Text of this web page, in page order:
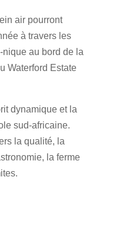
air pourront
à travers les
au bord de la
Waterford Estate
dynamique et la
sud-africaine.
la qualité, la
la ferme